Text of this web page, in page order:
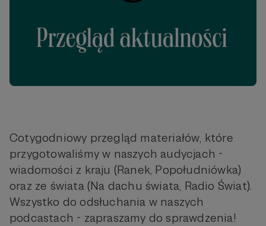
Cotygodniowy przegląd materiałów, które
przygotowaliśmy w naszych audycjach -
wiadomości z kraju (Ranek, Popołudniówka)
oraz ze świata (Na dachu świata, Radio Świat).
Wszystko do odsłuchania w naszych
podcastach - zapraszamy do sprawdzenia!